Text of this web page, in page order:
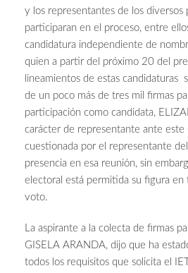
y los representantes de los diversos
participaran en el proceso, entre
candidatura independiente de
quien a partir del próximo 20 del
lineamientos de estas candidaturas
de un poco más de tres mil firmas
participación como candidata,
carácter de representante ante este
cuestionada por el representante
presencia en esa reunión, sin
electoral está permitida su figura
voto.
La aspirante a la colecta de firmas
GISELA ARANDA, dijo que ha
todos los requisitos que solicita el